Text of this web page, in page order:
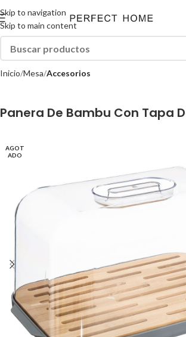
Skip to navigation
Skip to main content
Inicio Mesa Accesorios
Panera De Bambu Con Tapa
AGOT
ADO